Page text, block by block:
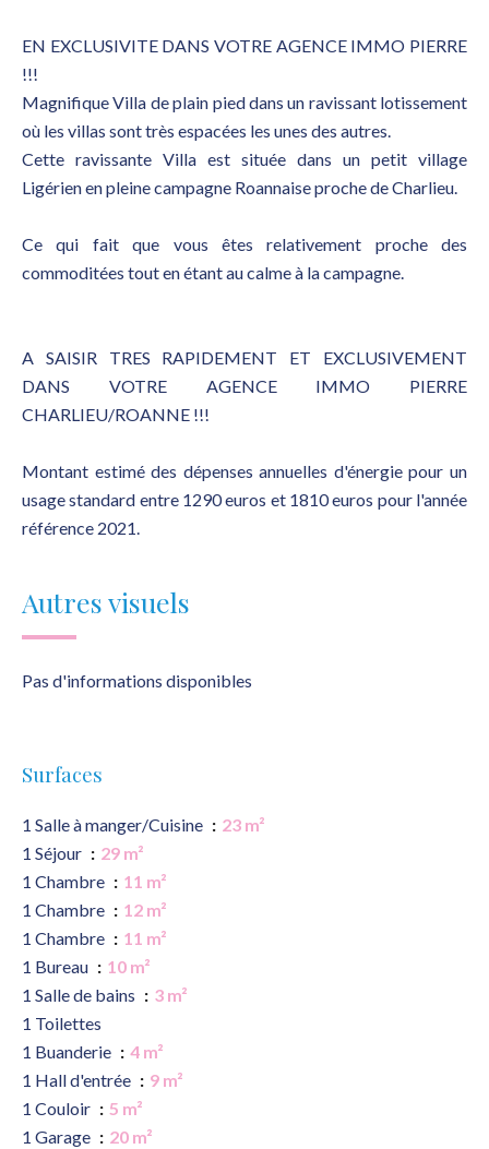
EN EXCLUSIVITE DANS VOTRE AGENCE IMMO PIERRE
!!!
Magnifique Villa de plain pied dans un ravissant lotissement
où les villas sont très espacées les unes des autres.
Cette ravissante Villa est située dans un petit village
Ligérien en pleine campagne Roannaise proche de Charlieu.
Ce qui fait que vous êtes relativement proche des
commoditées tout en étant au calme à la campagne.
A SAISIR TRES RAPIDEMENT ET EXCLUSIVEMENT
DANS VOTRE AGENCE IMMO PIERRE
CHARLIEU/ROANNE !!!
Montant estimé des dépenses annuelles d'énergie pour un
usage standard entre 1290 euros et 1810 euros pour l'année
référence 2021.
Autres visuels
Pas d'informations disponibles
Surfaces
1 Salle à manger/Cuisine
23 m²
1 Séjour
29 m²
1 Chambre
11 m²
1 Chambre
12 m²
1 Chambre
11 m²
1 Bureau
10 m²
1 Salle de bains
3 m²
1 Toilettes
1 Buanderie
4 m²
1 Hall d'entrée
9 m²
1 Couloir
5 m²
1 Garage
20 m²